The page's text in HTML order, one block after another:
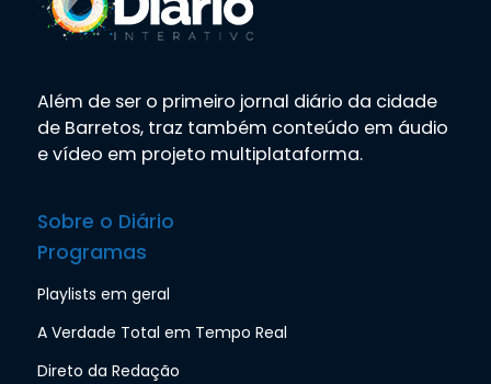
Além de ser o primeiro jornal diário da cidade
de Barretos, traz também conteúdo em áudio
e vídeo em projeto multiplataforma.
Sobre o Diário
Programas
Playlists em geral
A Verdade Total em Tempo Real
Direto da Redação